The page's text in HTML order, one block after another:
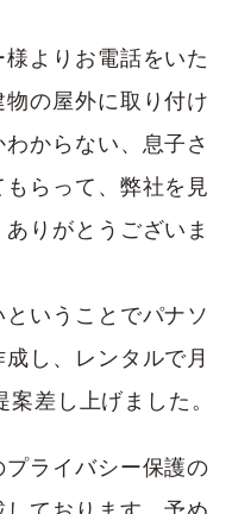
よりお電話をいた
物の屋外に取り付け
からない、息子さ
らって、弊社を見
りがとうございま
いうことでパナソ
し、レンタルで月
差し上げました。
ライバシー保護の